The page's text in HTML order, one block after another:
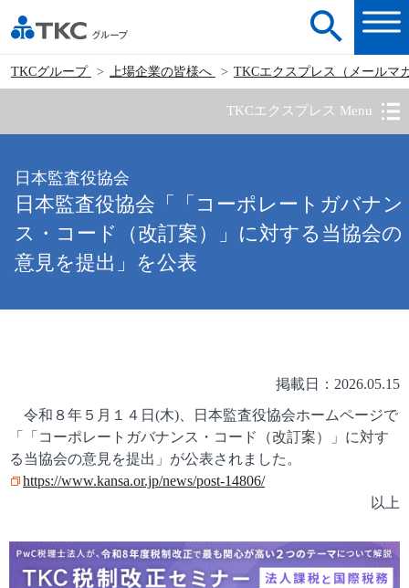
TKCグループ 上場企業の皆様へ TKCエクスプレス（メールマ
TKCエクスプレス Menu
日本監査役協会
日本監査役協会「「コーポレートガバナン
ス・コード（改訂案）」に対する当協会の
意見を提出」を公表
掲載日：2026.05.15
令和８年５月１４日(木)、日本監査役協会ホームページで
「「コーポレートガバナンス・コード（改訂案）」に対す
る当協会の意見を提出」が公表されました。
https://www.kansa.or.jp/news/post-14806/
以上